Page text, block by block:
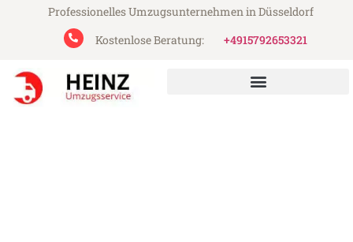
Professionelles Umzugsunternehmen in Düsseldorf
Kostenlose Beratung:
+4915792653321